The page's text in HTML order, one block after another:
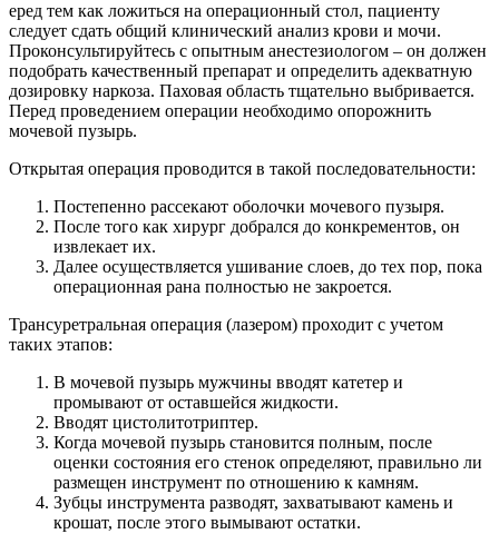
еред тем как ложиться на операционный стол, пациенту
следует сдать общий клинический анализ крови и мочи.
Проконсультируйтесь с опытным анестезиологом – он должен
подобрать качественный препарат и определить адекватную
дозировку наркоза. Паховая область тщательно выбривается.
Перед проведением операции необходимо опорожнить
мочевой пузырь.
Открытая операция проводится в такой последовательности:
Постепенно рассекают оболочки мочевого пузыря.
После того как хирург добрался до конкрементов, он
извлекает их.
Далее осуществляется ушивание слоев, до тех пор, пока
операционная рана полностью не закроется.
Трансуретральная операция (лазером) проходит с учетом
таких этапов:
В мочевой пузырь мужчины вводят катетер и
промывают от оставшейся жидкости.
Вводят цистолитотриптер.
Когда мочевой пузырь становится полным, после
оценки состояния его стенок определяют, правильно ли
размещен инструмент по отношению к камням.
Зубцы инструмента разводят, захватывают камень и
крошат, после этого вымывают остатки.